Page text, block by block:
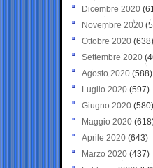
Dicembre 2020
Novembre 2020
Ottobre 2020 (638)
Settembre 2020
Agosto 2020 (588)
Luglio 2020 (597)
Giugno 2020 (580)
Maggio 2020
Aprile 2020 (643)
Marzo 2020 (437)